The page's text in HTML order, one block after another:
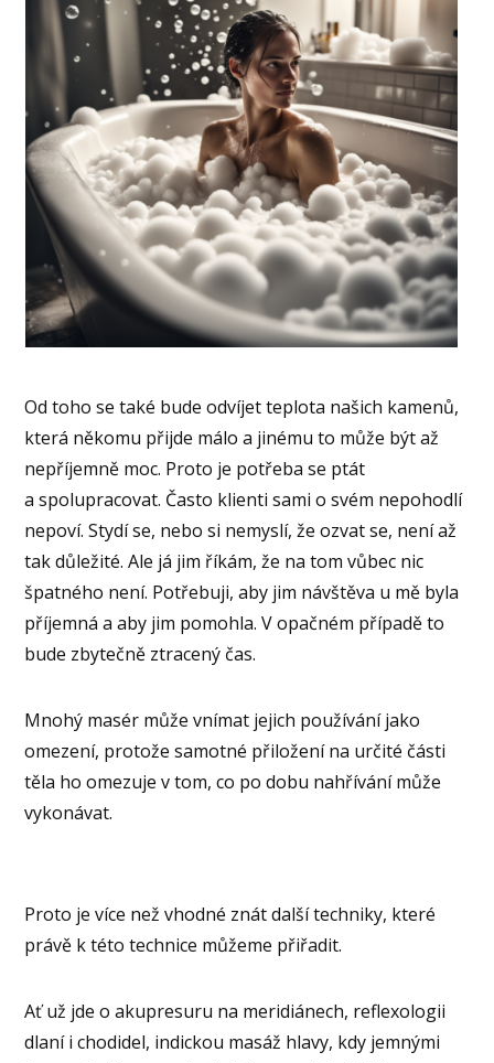
Od toho se také bude odvíjet teplota našich kamenů,
která někomu přijde málo a jinému to může být až
nepříjemně moc. Proto je potřeba se ptát
a spolupracovat. Často klienti sami o svém nepohodlí
nepoví. Stydí se, nebo si nemyslí, že ozvat se, není až
tak důležité. Ale já jim říkám, že na tom vůbec nic
špatného není. Potřebuji, aby jim návštěva u mě byla
příjemná a aby jim pomohla. V opačném případě to
bude zbytečně ztracený čas.
Mnohý masér může vnímat jejich používání jako
omezení, protože samotné přiložení na určité části
těla ho omezuje v tom, co po dobu nahřívání může
vykonávat.
Proto je více než vhodné znát další techniky, které
právě k této technice můžeme přiřadit.
Ať už jde o akupresuru na meridiánech, reflexologii
dlaní i chodidel, indickou masáž hlavy, kdy jemnými